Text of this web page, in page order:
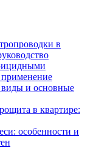
в
виды и основные
в квартире:
особенности и